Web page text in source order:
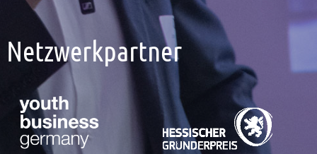
Netzwerkpartner